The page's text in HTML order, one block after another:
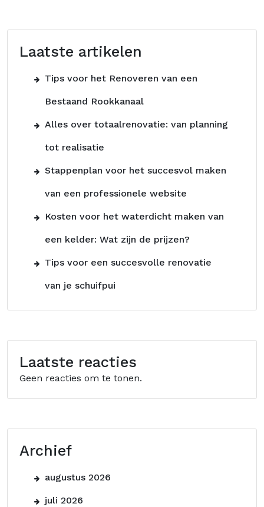
Laatste artikelen
Tips voor het Renoveren van een
Bestaand Rookkanaal
Alles over totaalrenovatie: van planning
tot realisatie
Stappenplan voor het succesvol maken
van een professionele website
Kosten voor het waterdicht maken van
een kelder: Wat zijn de prijzen?
Tips voor een succesvolle renovatie
van je schuifpui
Laatste reacties
Geen reacties om te tonen.
Archief
augustus 2026
juli 2026